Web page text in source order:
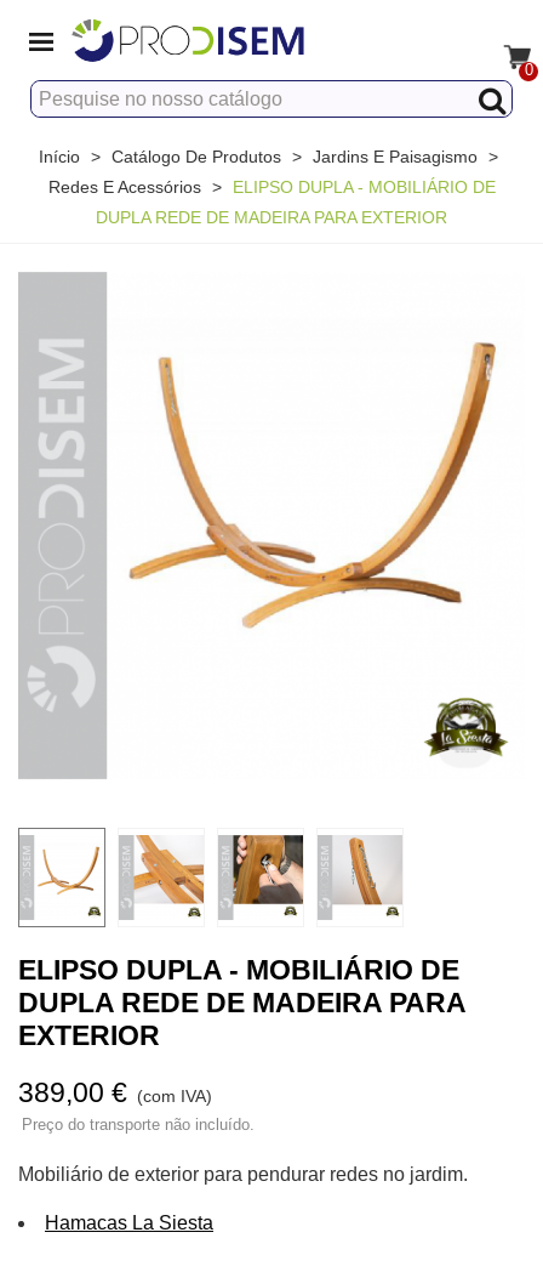
0
Início > Catálogo De Produtos > Jardins E Paisagismo >
Redes E Acessórios >
ELIPSO DUPLA - MOBILIÁRIO DE
DUPLA REDE DE MADEIRA PARA EXTERIOR
ELIPSO DUPLA - MOBILIÁRIO DE
DUPLA REDE DE MADEIRA PARA
EXTERIOR
389,00 € (com IVA)
Preço do transporte não incluído.
Mobiliário de exterior para pendurar redes no jardim.
Hamacas La Siesta